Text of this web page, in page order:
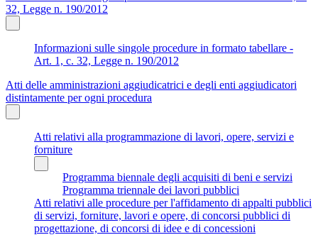
32, Legge n. 190/2012
Informazioni sulle singole procedure in formato tabellare -
Art. 1, c. 32, Legge n. 190/2012
Atti delle amministrazioni aggiudicatrici e degli enti aggiudicatori
distintamente per ogni procedura
Atti relativi alla programmazione di lavori, opere, servizi e
forniture
Programma biennale degli acquisiti di beni e servizi
Programma triennale dei lavori pubblici
Atti relativi alle procedure per l'affidamento di appalti pubblici
di servizi, forniture, lavori e opere, di concorsi pubblici di
progettazione, di concorsi di idee e di concessioni